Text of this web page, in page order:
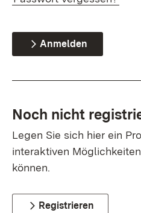
Anmelden
Noch nicht
Legen Sie sich hier ein
interaktiven
können.
Registrieren